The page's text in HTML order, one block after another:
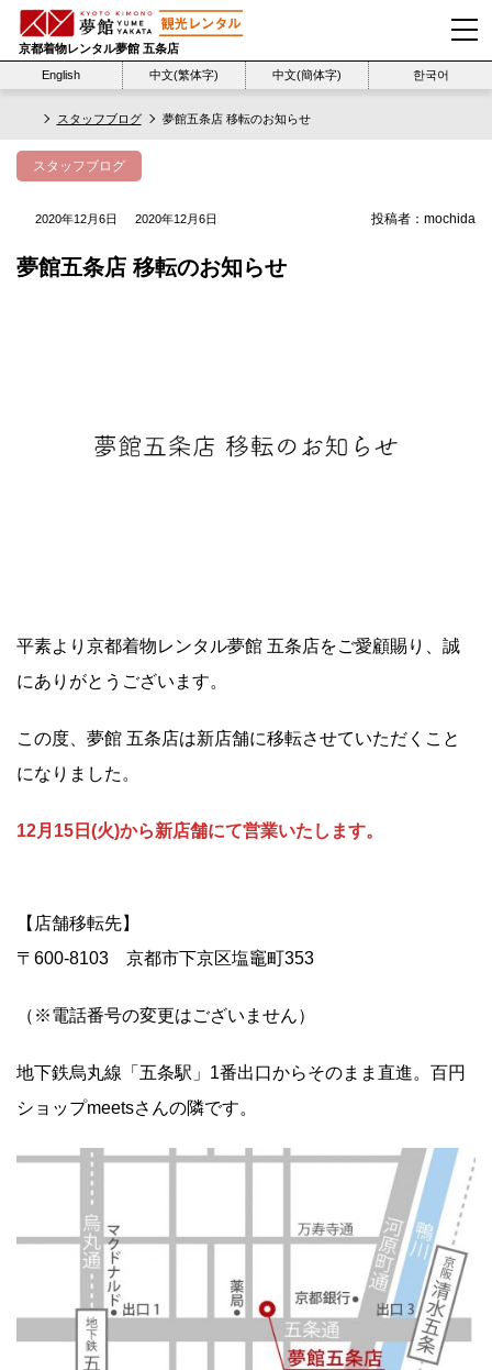
京都着物レンタル夢館 五条店
English
中文(繁体字) 中文(簡体字) 한국어
スタッフブログ 夢館五条店 移転のお知らせ
スタッフブログ
2020年12月6日 2020年12月6日 投稿者： mochida
夢館五条店 移転のお知らせ
平素より京都着物レンタル夢館 五条店をご愛顧賜り、誠
にありがとうございます。
この度、夢館 五条店は新店舗に移転させていただくこと
になりました。
12月15日(火)から新店舗にて営業いたします。
【店舗移転先】
〒600-8103 京都市下京区塩竈町353
（※電話番号の変更はございません）
地下鉄烏丸線「五条駅」1番出口からそのまま直進。百円
ショップmeetsさんの隣です。